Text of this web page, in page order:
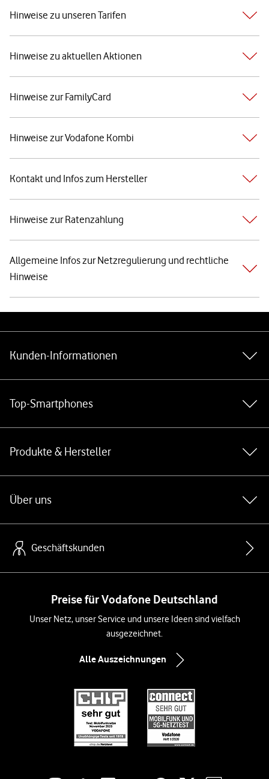
Hinweise zu unseren Tarifen
Hinweise zu aktuellen Aktionen
Hinweise zur FamilyCard
Hinweise zur Vodafone Kombi
Kontakt und Infos zum Hersteller
Hinweise zur Ratenzahlung
Allgemeine Infos zur Netzregulierung und rechtliche
Hinweise
Kunden-Informationen
Top-Smartphones
Produkte & Hersteller
Über uns
Geschäftskunden
Preise für Vodafone Deutschland
Unser Netz, unser Service und unsere Ideen sind vielfach
ausgezeichnet.
Alle Auszeichnungen